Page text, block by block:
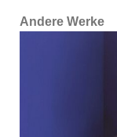
Andere Werke